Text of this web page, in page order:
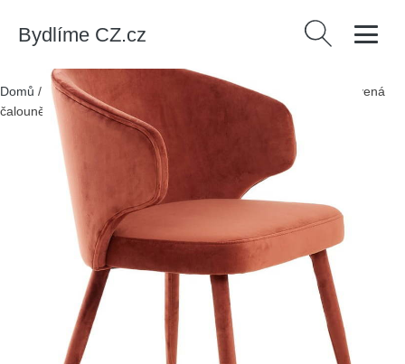
Bydlíme CZ.cz Vyhledávání
Domů / Produkty > Nábytek > Židle > Jídelní židle
Světle červená
čalouněná jídelní křesla v sadě 2 ks Kosaka – Light & Living